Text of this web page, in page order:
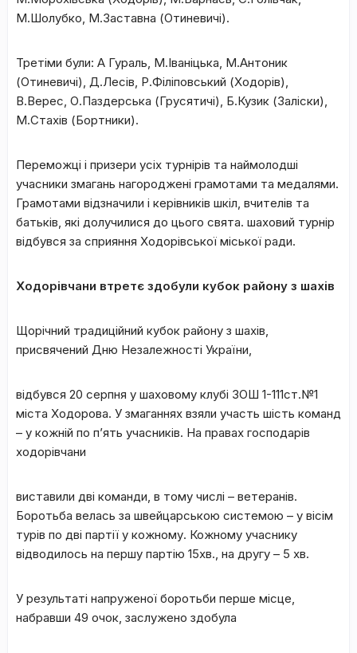
М.Шолубко, М.Заставна (Отиневичі).
Третіми були: А Гураль, М.Іваніцька, М.Антоник
(Отиневичі), Д.Лесів, Р.Філіповський (Ходорів),
В.Верес, О.Паздерська (Грусятичі), Б.Кузик (Заліски),
М.Стахів (Бортники).
Переможці і призери усіх турнірів та наймолодші
учасники змагань нагороджені грамотами та медалями.
Грамотами відзначили і керівників шкіл, вчителів та
батьків, які долучилися до цього свята. шаховий турнір
відбувся за сприяння Ходорівської міської ради.
Ходорівчани втретє здобули кубок району з шахів
Щорічний традиційний кубок району з шахів,
присвячений Дню Незалежності України,
відбувся 20 серпня у шаховому клубі ЗОШ 1-111ст.№1
міста Ходорова. У змаганнях взяли участь шість команд
– у кожній по п’ять учасників. На правах господарів
ходорівчани
виставили дві команди, в тому числі – ветеранів.
Боротьба велась за швейцарською системою – у вісім
турів по дві партії у кожному. Кожному учаснику
відводилось на першу партію 15хв., на другу – 5 хв.
У результаті напруженої боротьби перше місце,
набравши 49 очок, заслужено здобула